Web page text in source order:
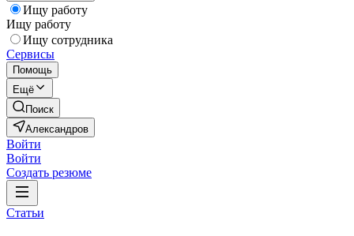
Ищу работу
Ищу работу
Ищу сотрудника
Сервисы
Помощь
Ещё
Поиск
Александров
Войти
Войти
Создать резюме
Статьи